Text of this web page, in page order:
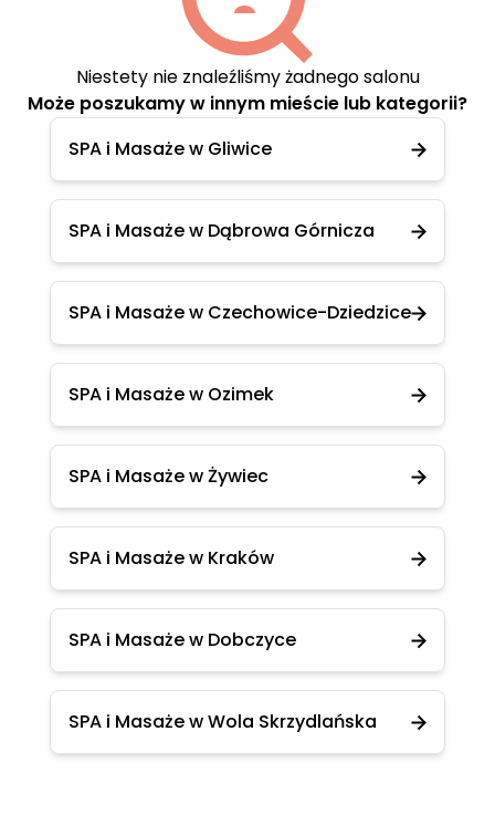
Niestety nie znaleźliśmy żadnego salonu
Może poszukamy w innym mieście lub kategorii?
SPA i Masaże w Gliwice
SPA i Masaże w Dąbrowa Górnicza
SPA i Masaże w Czechowice-Dziedzice
SPA i Masaże w Ozimek
SPA i Masaże w Żywiec
SPA i Masaże w Kraków
SPA i Masaże w Dobczyce
SPA i Masaże w Wola Skrzydlańska